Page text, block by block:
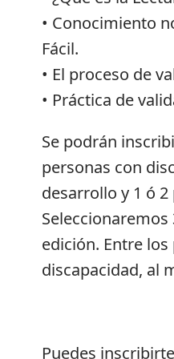
• Conocimiento
Fácil.
• El proceso de
• Práctica de
Se podrán
personas con
desarrollo y 1 ó
edición. Entre
discapacidad, al
Puedes inscribirte